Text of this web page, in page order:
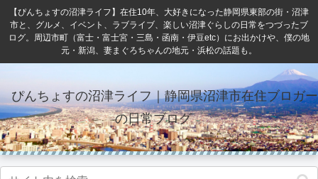
【ぴんちょすの沼津ライフ】在住10年、大好きになった静岡県東部の街・沼津
市と、グルメ、イベント、ラブライブ、楽しい沼津ぐらしの日常をつづったブ
ログ。周辺市町（富士・富士宮・三島・函南・伊豆etc）にお出かけや、僕の地
元・新潟、妻まぐろちゃんの地元・浜松の話題も。
ぴんちょすの沼津ライフ｜静岡県沼津市在住ブロガー
の日常ブログ